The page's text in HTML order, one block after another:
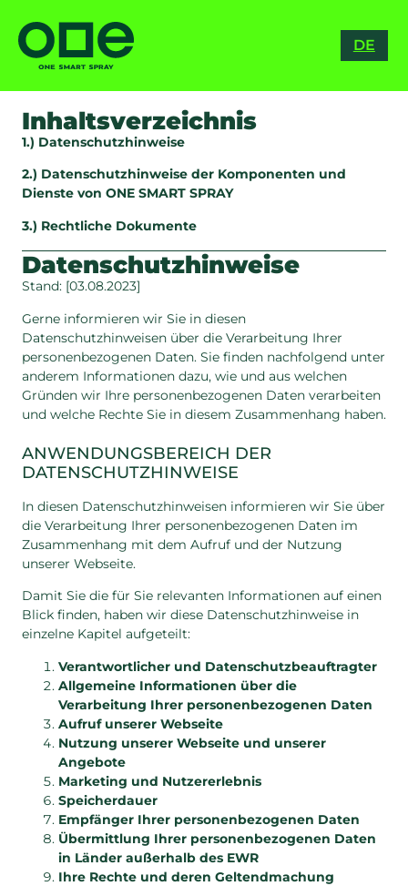
DE
ES
Inhaltsverzeichnis
1.) Datenschutzhinweise
2.) Datenschutzhinweise der Komponenten und
Dienste von ONE SMART SPRAY
3.) Rechtliche Dokumente
Datenschutzhinweise
Stand: [03.08.2023]
Gerne informieren wir Sie in diesen
Datenschutzhinweisen über die Verarbeitung Ihrer
personenbezogenen Daten. Sie finden nachfolgend unter
anderem Informationen dazu, wie und aus welchen
Gründen wir Ihre personenbezogenen Daten verarbeiten
und welche Rechte Sie in diesem Zusammenhang haben.
ANWENDUNGSBEREICH DER
DATENSCHUTZHINWEISE
In diesen Datenschutzhinweisen informieren wir Sie über
die Verarbeitung Ihrer personenbezogenen Daten im
Zusammenhang mit dem Aufruf und der Nutzung
unserer Webseite.
Damit Sie die für Sie relevanten Informationen auf einen
Blick finden, haben wir diese Datenschutzhinweise in
einzelne Kapitel aufgeteilt:
Verantwortlicher und Datenschutzbeauftragter
Allgemeine Informationen über die
Verarbeitung Ihrer personenbezogenen Daten
Aufruf unserer Webseite
Nutzung unserer Webseite und unserer
Angebote
Marketing und Nutzererlebnis
Speicherdauer
Empfänger Ihrer personenbezogenen Daten
Übermittlung Ihrer personenbezogenen Daten
in Länder außerhalb des EWR
Ihre Rechte und deren Geltendmachung